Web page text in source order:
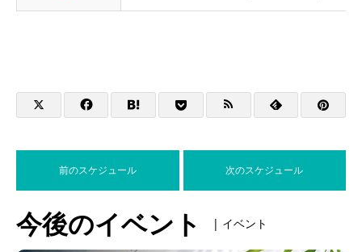
前のスケジュール 次のスケジュール
今後のイベント | イベント